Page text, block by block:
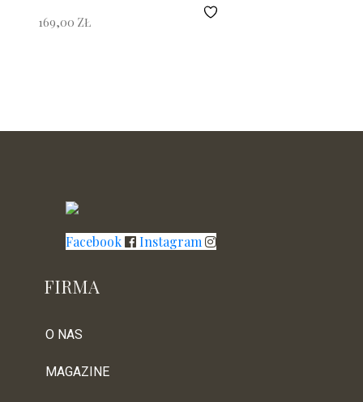
169,00 ZŁ
Facebook Instagram
FIRMA
O NAS
MAGAZINE